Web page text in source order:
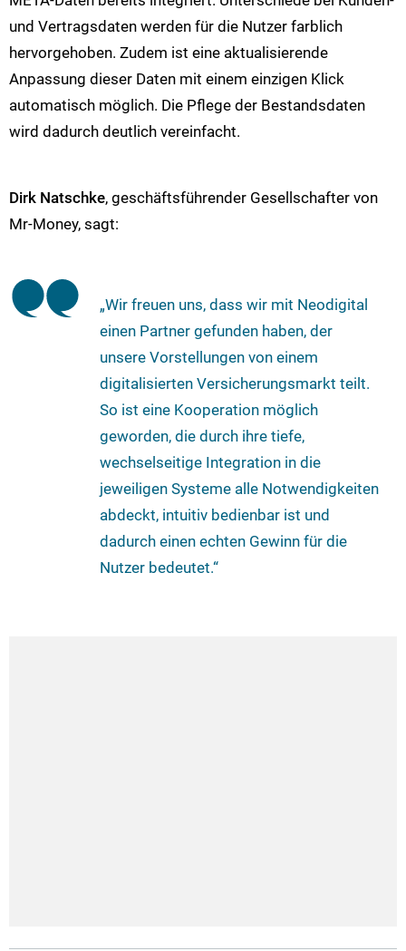
und Vertragsdaten werden für die Nutzer farblich
hervorgehoben. Zudem ist eine aktualisierende
Anpassung dieser Daten mit einem einzigen Klick
automatisch möglich. Die Pflege der Bestandsdaten
wird dadurch deutlich vereinfacht.
Dirk Natschke, geschäftsführender Gesellschafter von
Mr-Money, sagt:
„Wir freuen uns, dass wir mit Neodigital
einen Partner gefunden haben, der
unsere Vorstellungen von einem
digitalisierten Versicherungsmarkt teilt.
So ist eine Kooperation möglich
geworden, die durch ihre tiefe,
wechselseitige Integration in die
jeweiligen Systeme alle Notwendigkeiten
abdeckt, intuitiv bedienbar ist und
dadurch einen echten Gewinn für die
Nutzer bedeutet.“